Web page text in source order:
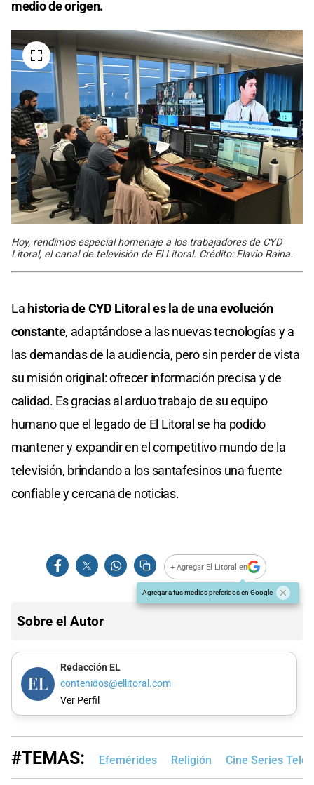
medio de origen.
Hoy, rendimos especial homenaje a los trabajadores de CYD
Litoral, el canal de televisión de El Litoral. Crédito: Flavio Raina.
La historia de CYD Litoral es la de una evolución
constante, adaptándose a las nuevas tecnologías y a
las demandas de la audiencia, pero sin perder de vista
su misión original: ofrecer información precisa y de
calidad. Es gracias al arduo trabajo de su equipo
humano que el legado de El Litoral se ha podido
mantener y expandir en el competitivo mundo de la
televisión, brindando a los santafesinos una fuente
confiable y cercana de noticias.
+ Agregar El Litoral en
Agregar a tus medios preferidos en Google
Sobre el Autor
Redacción EL
contenidos@ellitoral.com
Ver Perfil
#TEMAS: Efemérides Religión Cine Series